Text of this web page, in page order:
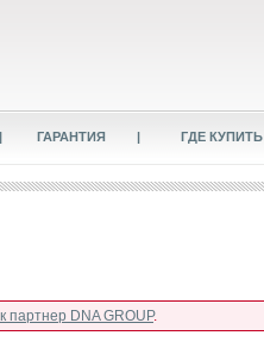
| ГАРАНТИЯ | ГДЕ КУПИТЬ
партнер DNA GROUP.